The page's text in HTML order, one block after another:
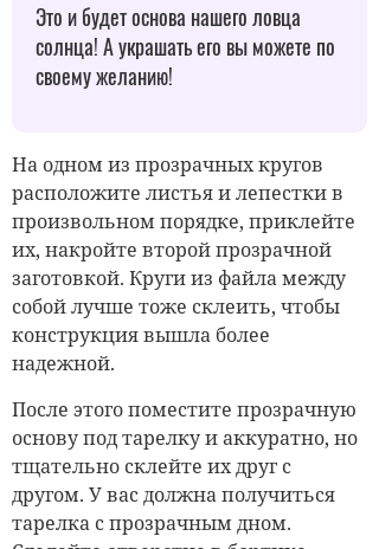
Это и будет основа нашего ловца
солнца! А украшать его вы можете по
своему желанию!
На одном из прозрачных кругов
расположите листья и лепестки в
произвольном порядке, приклейте
их, накройте второй прозрачной
заготовкой. Круги из файламежду
собой лучше тоже склеить, чтобы
конструкциявышла более
надежной.
После этого поместите прозрачную
основу под тарелку и аккуратно, но
тщательно склейте их друг с
другом. У вас должна получиться
тарелка с прозрачным дном.